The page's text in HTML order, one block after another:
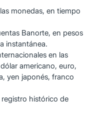
monedas, en tiempo
Banorte, en pesos
instantánea.
en las
americano, euro,
yen japonés, franco
histórico de